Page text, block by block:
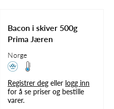
Bacon i skiver 500g
Prima Jæren
Norge
Registrer deg eller logg inn
for å se priser og bestille
varer.